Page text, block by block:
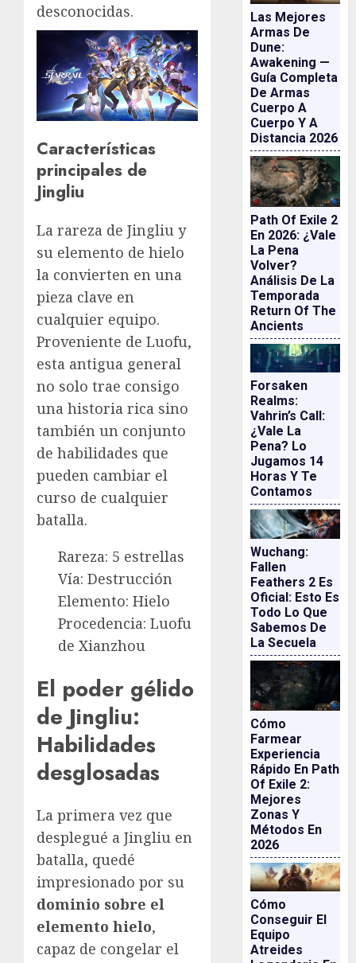
desconocidas.
Características
principales de
Jingliu
La rareza de Jingliu y
su elemento de hielo
la convierten en una
pieza clave en
cualquier equipo.
Proveniente de Luofu,
esta antigua general
no solo trae consigo
una historia rica sino
también un conjunto
de habilidades que
pueden cambiar el
curso de cualquier
batalla.
Rareza: 5 estrellas
Vía: Destrucción
Elemento: Hielo
Procedencia: Luofu
de Xianzhou
El poder gélido
de Jingliu:
Habilidades
desglosadas
La primera vez que
desplegué a Jingliu en
batalla, quedé
impresionado por su
dominio sobre el
elemento hielo,
capaz de congelar el
Las Mejores
Armas De
Dune:
Awakening —
Guía Completa
De Armas
Cuerpo A
Cuerpo Y A
Distancia 2026
Path Of Exile 2
En 2026: ¿vale
La Pena
Volver?
Análisis De La
Temporada
Return Of The
Ancients
Forsaken
Realms:
Vahrin’s Call:
¿vale La
Pena? Lo
Jugamos 14
Horas Y Te
Contamos
Wuchang:
Fallen
Feathers 2 Es
Oficial: Esto Es
Todo Lo Que
Sabemos De
La Secuela
Cómo
Farmear
Experiencia
Rápido En Path
Of Exile 2:
Mejores
Zonas Y
Métodos En
2026
Cómo
Conseguir El
Equipo
Atreides